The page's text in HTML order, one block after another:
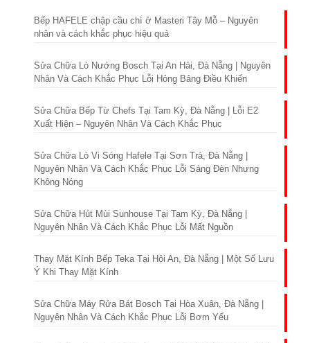
Bếp HAFELE chập cầu chì ở Masteri Tây Mỗ – Nguyên
nhân và cách khắc phục hiệu quả
Sửa Chữa Lò Nướng Bosch Tại An Hải, Đà Nẵng | Nguyên
Nhân Và Cách Khắc Phục Lỗi Hỏng Bảng Điều Khiển
Sửa Chữa Bếp Từ Chefs Tại Tam Kỳ, Đà Nẵng | Lỗi E2
Xuất Hiện – Nguyên Nhân Và Cách Khắc Phục
Sửa Chữa Lò Vi Sóng Hafele Tại Sơn Trà, Đà Nẵng |
Nguyên Nhân Và Cách Khắc Phục Lỗi Sáng Đèn Nhưng
Không Nóng
Sửa Chữa Hút Mùi Sunhouse Tại Tam Kỳ, Đà Nẵng |
Nguyên Nhân Và Cách Khắc Phục Lỗi Mất Nguồn
Thay Mặt Kính Bếp Teka Tại Hội An, Đà Nẵng | Một Số Lưu
Ý Khi Thay Mặt Kính
Sửa Chữa Máy Rửa Bát Bosch Tại Hòa Xuân, Đà Nẵng |
Nguyên Nhân Và Cách Khắc Phục Lỗi Bơm Yếu